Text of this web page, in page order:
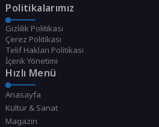
Politikalarımız
Gizlilik Politikası
Çerez Politikası
Telif Hakları Politikası
İçerik Yönetimi
Hızlı Menü
Anasayfa
Kültür & Sanat
Magazin